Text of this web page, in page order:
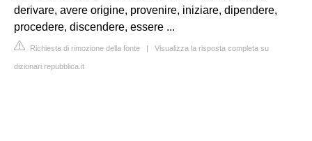
derivare, avere origine, provenire, iniziare, dipendere,
procedere, discendere, essere ...
Richiesta di rimozione della fonte | Visualizza la risposta completa su
dizionari.repubblica.it